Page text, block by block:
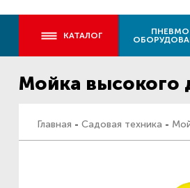
КАТАЛОГ
ПНЕВМО
Мойка высокого
Главная - Садовая техника -